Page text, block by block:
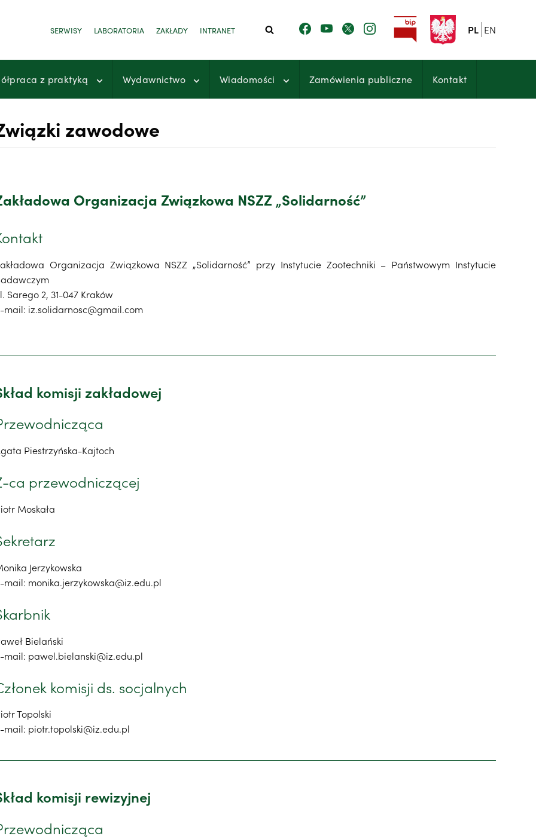
SERWISY LABORATORIA ZAKŁADY INTRANET PL EN
z praktyką Wydawnictwo Wiadomości Zamówienia publiczne Kontakt
zawodowe
Organizacja Związkowa NSZZ „Solidarność”
Organizacja Związkowa NSZZ „Solidarność” przy Instytucie Zootechniki – Państwowym Instytucie
Sarego 2, 31-047 Kraków
mail: iz.solidarnosc@gmail.com
komisji zakładowej
Piestrzyńska-Kajtoch
ca przewodniczącej
Moskała
Jerzykowska
mail: monika.jerzykowska@iz.edu.pl
Bielański
mail: pawel.bielanski@iz.edu.pl
komisji ds. socjalnych
Topolski
mail: piotr.topolski@iz.edu.pl
komisji rewizyjnej